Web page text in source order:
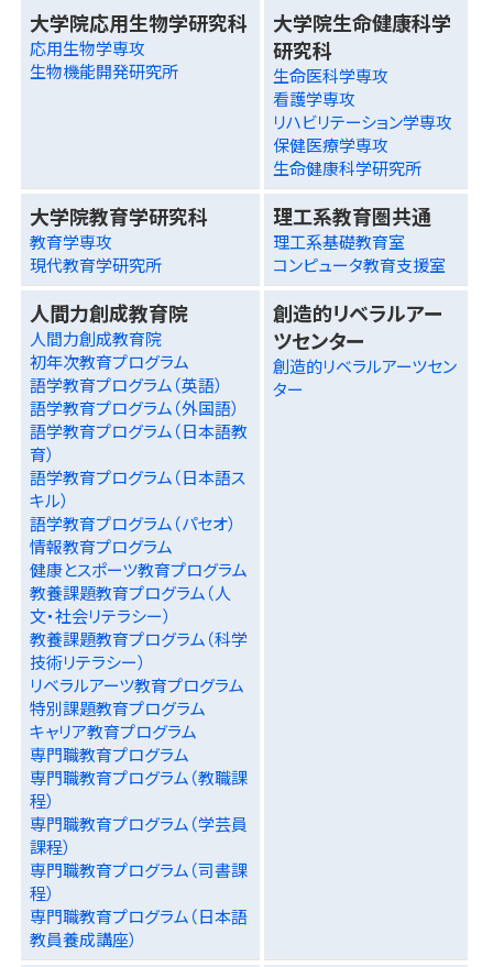
大学院応用生物学研究科
応用生物学専攻
生物機能開発研究所
大学院生命健康科学
研究科
生命医科学専攻
看護学専攻
リハビリテーション学専攻
保健医療学専攻
生命健康科学研究所
大学院教育学研究科
教育学専攻
現代教育学研究所
理工系教育圏共通
理工系基礎教育室
コンピュータ教育支援室
人間力創成教育院
人間力創成教育院
初年次教育プログラム
語学教育プログラム（英語）
語学教育プログラム（外国語）
語学教育プログラム（日本語教
育）
語学教育プログラム（日本語ス
キル）
語学教育プログラム（パセオ）
情報教育プログラム
健康とスポーツ教育プログラム
教養課題教育プログラム（人
文・社会リテラシー）
教養課題教育プログラム（科学
技術リテラシー）
リベラルアーツ教育プログラム
特別課題教育プログラム
キャリア教育プログラム
専門職教育プログラム
専門職教育プログラム（教職課
程）
専門職教育プログラム（学芸員
課程）
専門職教育プログラム（司書課
程）
専門職教育プログラム（日本語
教員養成講座）
創造的リベラルアー
ツセンター
創造的リベラルアーツセン
ター